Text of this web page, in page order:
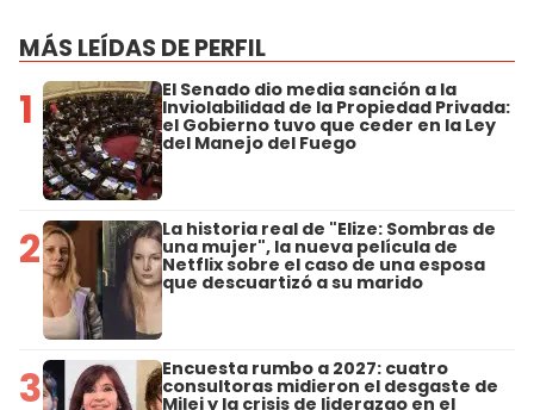
MÁS LEÍDAS DE PERFIL
1 El Senado dio media sanción a la
Inviolabilidad de la Propiedad Privada:
el Gobierno tuvo que ceder en la Ley
del Manejo del Fuego
2 La historia real de "Elize: Sombras de
una mujer", la nueva película de
Netflix sobre el caso de una esposa
que descuartizó a su marido
3 Encuesta rumbo a 2027: cuatro
consultoras midieron el desgaste de
Milei y la crisis de liderazgo en el